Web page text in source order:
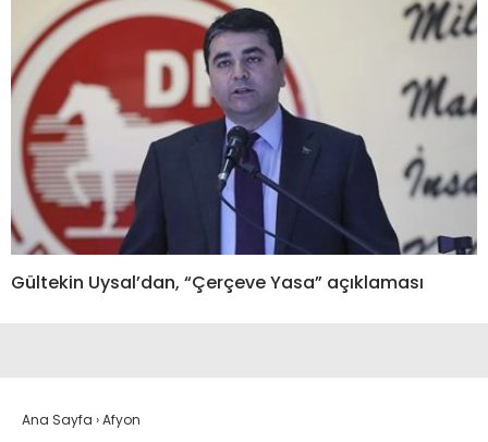
Gültekin Uysal’dan, “Çerçeve Yasa” açıklaması
Ana Sayfa ›Afyon